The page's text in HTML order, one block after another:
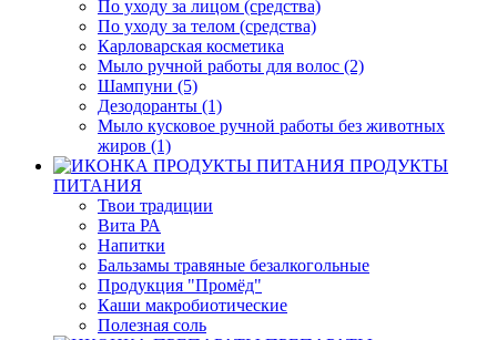
По уходу за лицом (средства)
По уходу за телом (средства)
Карловарская косметика
Мыло ручной работы для волос (2)
Шампуни (5)
Дезодоранты (1)
Мыло кусковое ручной работы без животных
жиров (1)
ПРОДУКТЫ
ПИТАНИЯ
Твои традиции
Вита РА
Напитки
Бальзамы травяные безалкогольные
Продукция "Промёд"
Каши макробиотические
Полезная соль